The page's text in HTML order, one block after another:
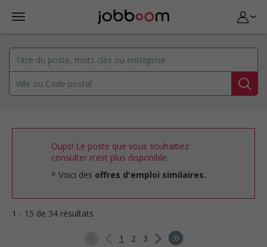
Oups! Le poste que vous souhaitiez
consulter n'est plus disponible.
Voici des offres d'emploi similaires.
1 - 15 de 34 résultats
1 2 3